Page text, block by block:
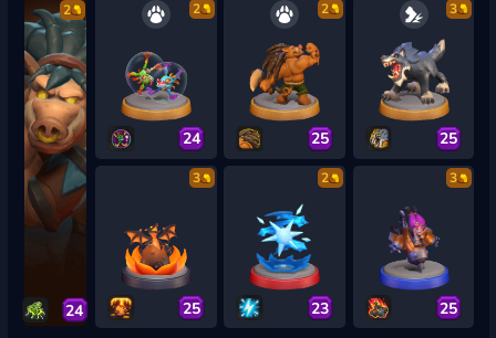
2
24
2
24
2
25
3
25
3
25
2
23
3
25